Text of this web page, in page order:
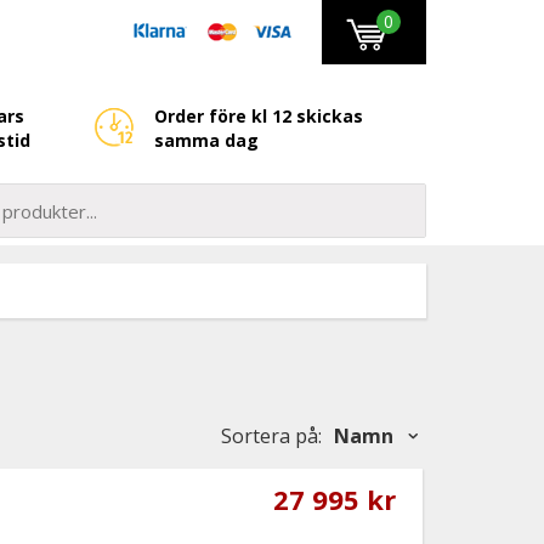
0
Order före kl 12 skickas
samma dag
Sortera på: Namn
27 995 kr